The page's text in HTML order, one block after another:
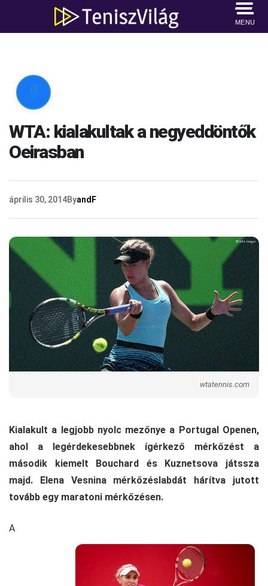
MENU

WTA: kialakultak a negyeddöntők
Oeirasban
április 30, 2014ByandF
wtatennis.com
Kialakult a legjobb nyolc mezőnye a Portugal Openen,
ahol a legérdekesebbnek ígérkező mérkőzést a
második kiemelt Bouchard és Kuznetsova játssza
majd. Elena Vesnina mérkőzéslabdát hárítva jutott
tovább egy maratoni mérkőzésen.
A